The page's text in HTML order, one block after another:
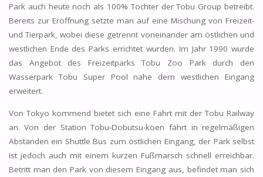
Park auch heute noch als 100% Tochter der Tobu Group betreibt.
Bereits zur Eröffnung setzte man auf eine Mischung von Freizeit-
und Tierpark, wobei diese getrennt voneinander am östlichen und
westlichen Ende des Parks errichtet wurden. Im Jahr 1990 wurde
das Angebot des Freizeitparks Tobu Zoo Park durch den
Wasserpark Tobu Super Pool nahe dem westlichen Eingang
erweitert.
Von Tokyo kommend bietet sich eine Fahrt mit der Tobu Railway
an. Von der Station Tobu-Dobutsu-koen fährt in regelmäßigen
Abständen ein Shuttle Bus zum östlichen Eingang, der Park selbst
ist jedoch auch mit einem kurzen Fußmarsch schnell erreichbar.
Betritt man den Park von diesem Eingang aus, befindet man sich